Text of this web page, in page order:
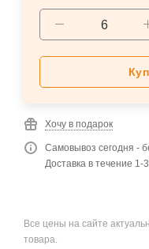
Хочу в подарок
Самовывоз сегодня -
Доставка в течение
Все цены на сайте
товара.